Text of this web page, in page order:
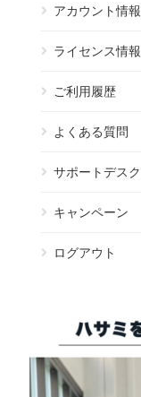
アカウント情報
ライセンス情報
ご利用履歴
よくある質問
サポートデスク
キャンペーン
ログアウト